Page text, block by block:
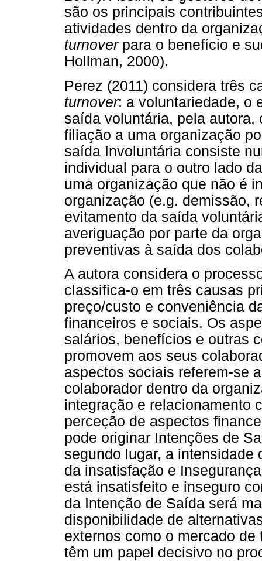
são os principais
atividades dentro da
turnoverpara o benefício e
Hollman, 2000).
Perez (2011) considera três
turnover: a voluntariedade, o
saída voluntária, pela
filiação a uma organização
saída Involuntária consiste
individual para o outro lado
uma organização que não é
organização (e.g. demissão,
evitamento da saída
averiguação por parte da
preventivas à saída dos
A autora considera o
classifica-o em três causas
preço/custo e conveniência
financeiros e sociais. Os
salários, benefícios e outras
promovem aos seus
aspectos sociais referem-se
colaborador dentro da
integração e relacionamento
perceção de aspectos
pode originar Intenções de
segundo lugar, a
da insatisfação e
está insatisfeito e inseguro
da Intenção de Saída será
disponibilidade de
externos como o mercado
têm um papel decisivo no